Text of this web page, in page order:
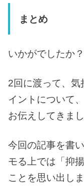
まとめ
いかがでしたか
2回に渡って、気
イントについて
お伝えしてきまし
今回の記事を書
モる上では「抑
ことを思い出し